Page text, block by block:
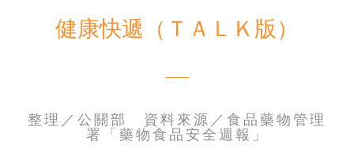
公益活動
網站連結
健康快遞（ＴＡＬＫ版）
整理／公關部 資料來源／食品藥物管理
署「藥物食品安全週報」